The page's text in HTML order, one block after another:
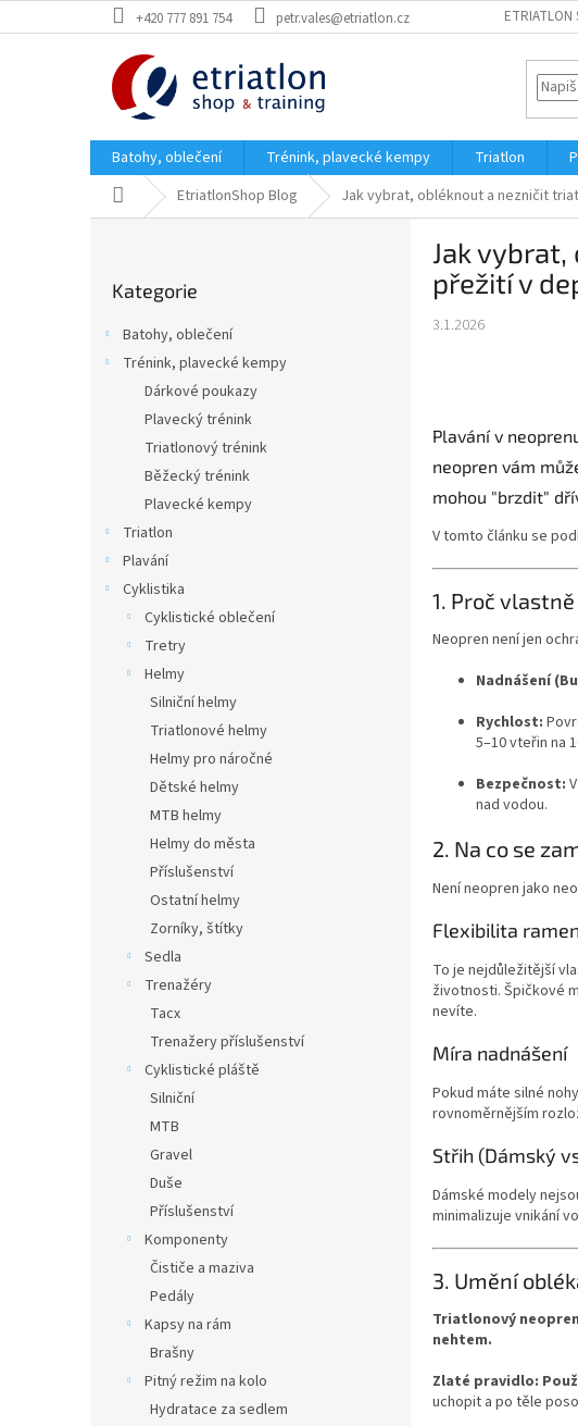
na
+420 777 891 754 petr.vales@etriatlon.cz ETRIATLON
Batohy, oblečení Trénink, plavecké kempy Triatlon
Domů EtriatlonShop Blog Jak vybrat, obléknout a nezničit
kategorie
Kategorie
Batohy, oblečení
Trénink, plavecké kempy
Dárkové poukazy
Plavecký trénink
Triatlonový trénink
Běžecký trénink
Plavecké kempy
Triatlon
Plavání
Cyklistika
Cyklistické oblečení
Tretry
Helmy
Silniční helmy
Triatlonové helmy
Helmy pro náročné
Dětské helmy
MTB helmy
Helmy do města
Příslušenství
Ostatní helmy
Zorníky, štítky
Sedla
Trenažéry
Tacx
Trenažery příslušenství
Cyklistické pláště
Silniční
MTB
Gravel
Duše
Příslušenství
Komponenty
Čističe a maziva
Pedály
Kapsy na rám
Brašny
Pitný režim na kolo
Hydratace za sedlem
Jak
přežití v
3.1.2026
Plavání v
neopren vám
mohou "brzdit"
V tomto článku se
1. Proč
Neopren není jen
Nadnášení
Rychlost:
5–10 vteřin na
Bezpečnost:
nad vodou.
2. Na co se
Není neopren jako
Flexibilita
To je nejdůležitější
životnosti. Špičkové
nevíte.
Míra nadnášení
Pokud máte silné
rovnoměrnějším
Střih (Dámský
Dámské modely
minimalizuje vnikání
3. Umění
Triatlonový
nehtem.
Zlaté pravidlo:
uchopit a po těle